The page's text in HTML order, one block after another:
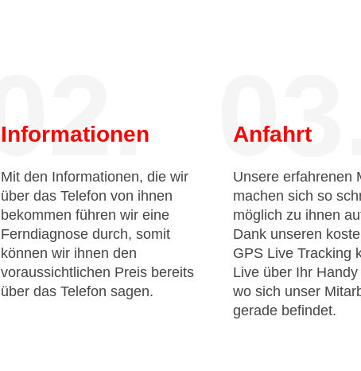
02.
Informationen
Mit den Informationen, die wir
über das Telefon von ihnen
bekommen führen wir eine
Ferndiagnose durch, somit
können wir ihnen den
voraussichtlichen Preis bereits
über das Telefon sagen.
03.
Anfahrt
Unsere erfahrenen
machen sich so
möglich zu ihnen
Dank unseren
GPS Live Tracking
Live über Ihr
wo sich unser
gerade befindet.